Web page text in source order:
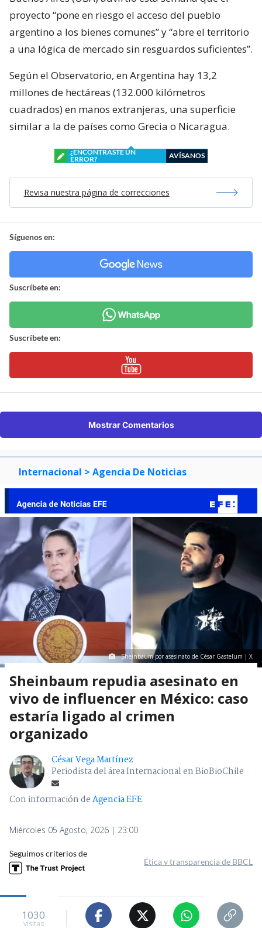
proyecto “pone en riesgo el acceso del pueblo
argentino a los bienes comunes” y “abre el territorio
a una lógica de mercado sin resguardos suficientes”.
Según el Observatorio, en Argentina hay 13,2
millones de hectáreas (132.000 kilómetros
cuadrados) en manos extranjeras, una superficie
similar a la de países como Grecia o Nicaragua.
¿ENCONTRASTE UN
ERROR?
AVÍSANOS
Revisa nuestra página de correcciones
Síguenos en:
Suscríbete en:
Suscríbete en:
Mostrar Comentarios
Internacional > Agencia De Noticias
Sheinbaum por asesinato de César Gastelum | X
Sheinbaum repudia asesinato en
vivo de influencer en México: caso
estaría ligado al crimen
organizado
César Vega Martínez
Periodista del área Internacional en BioBioChile
Con información deAgencia EFE
Miércoles 05 Agosto, 2026 | 23:00
Seguimos criterios de
Ética y transparencia de BBCL
1030
visitas